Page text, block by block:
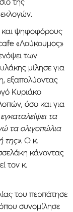
και ψηφοφόρους
«Λούκουμος»
των
μίλησε για
εξαπολύοντας
Κυριάκο
όσο και για
τα
τα ολιγοπώλια
της». Ο κ.
κάνοντας
τον κ.
του περπάτησε
συνομίλησε